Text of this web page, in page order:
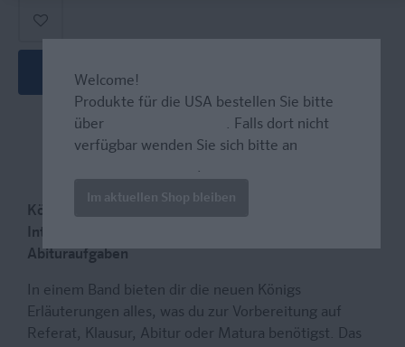
In den Warenkorb
Königs Erläuterungen – Textanalyse und
Interpretation mit ausführlicher Inhaltsangabe und
Abituraufgaben
In einem Band bieten dir die neuen Königs
Erläuterungen alles, was du zur Vorbereitung auf
Referat, Klausur, Abitur oder Matura benötigst. Das
Welcome!
Produkte für die USA bestellen Sie bitte
über
. Falls dort nicht
verfügbar wenden Sie sich bitte an
.
Im aktuellen Shop bleiben